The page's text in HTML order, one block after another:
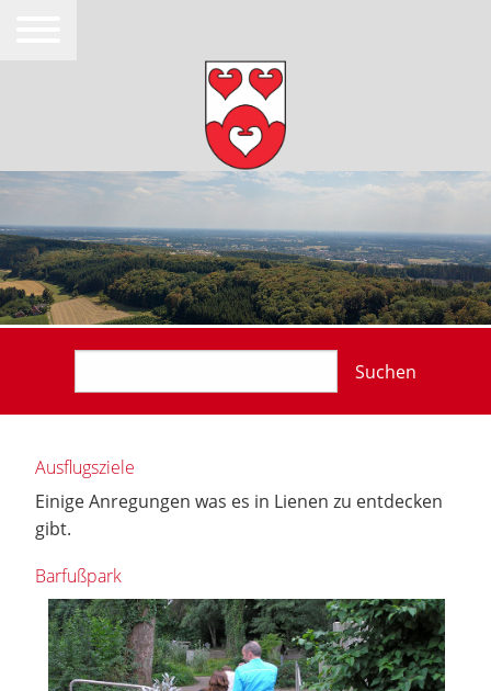
Suchen
Ausflugsziele
Einige Anregungen was es in Lienen zu entdecken
gibt.
Barfußpark